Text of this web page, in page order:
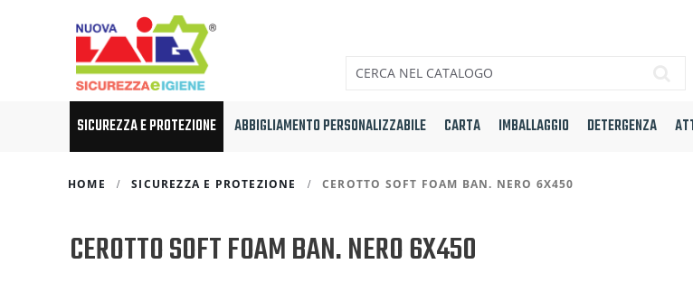
SICUREZZA E PROTEZIONE ABBIGLIAMENTO PERSONALIZZABILE CARTA IMBALLAGGIO DETERGENZA
HOME SICUREZZA E PROTEZIONE CEROTTO SOFT FOAM BAN. NERO 6X450
CEROTTO SOFT FOAM BAN. NERO 6X450